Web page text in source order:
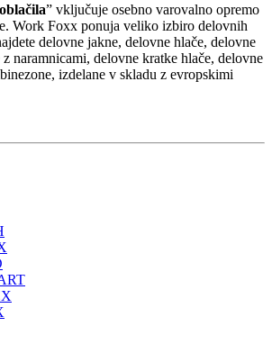
” vključuje osebno varovalno opremo
Work Foxx ponuja veliko izbiro delovnih
delovne jakne, delovne hlače, delovne
naramnicami, delovne kratke hlače, delovne
izdelane v skladu z evropskimi